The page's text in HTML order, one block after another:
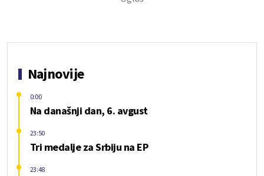
Najnovije
Na današnji dan, 6. avgust
0:00
Tri medalje za Srbiju na EP
23:50
23:48